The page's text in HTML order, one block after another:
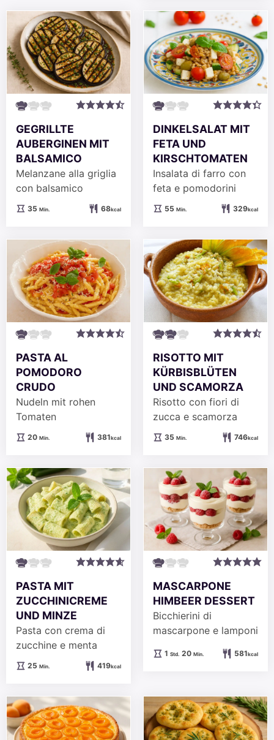
GEGRILLTE
AUBERGINEN MIT
BALSAMICO
Melanzane alla griglia
con balsamico
35Minuten
Min. 68kcal
DINKELSALAT MIT
FETA UND
KIRSCHTOMATEN
Insalata di farro con
feta e pomodorini
55Minuten
Min. 329kcal
PASTA AL
POMODORO
CRUDO
Nudeln mit rohen
Tomaten
20Minuten
Min. 381kcal
RISOTTO MIT
KÜRBISBLÜTEN
UND SCAMORZA
Risotto con fiori di
zucca e scamorza
35Minuten
Min. 746kcal
PASTA MIT
ZUCCHINICREME
UND MINZE
Pasta con crema di
zucchine e menta
25Minuten
Min. 419kcal
MASCARPONE
HIMBEER DESSERT
Bicchierini di
mascarpone e lamponi
1Stunde
Std. 20Minuten
Min. 581kcal